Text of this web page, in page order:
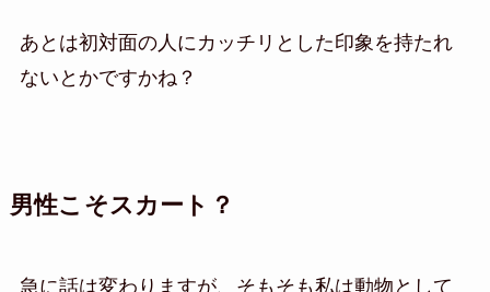
あとは初対面の人にカッチリとした印象を持たれ
ないとかですかね？
男性こそスカート？
急に話は変わりますが、そもそも私は動物として